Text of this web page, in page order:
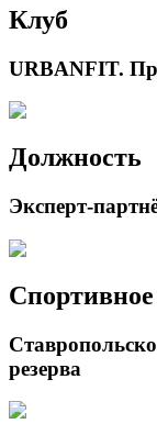
Клуб
URBANFIT.
Должность
Эксперт-
Спортивное
резерва